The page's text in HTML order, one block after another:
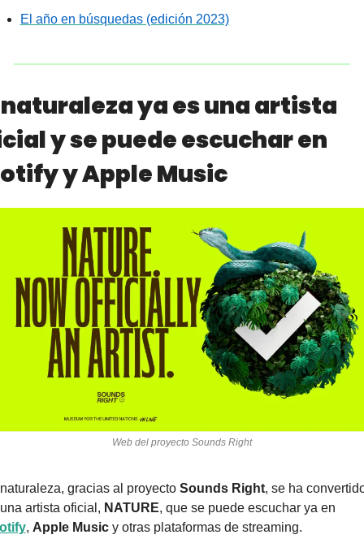
El año en búsquedas (edición 2023)
naturaleza ya es una artista
y se puede escuchar en
y Apple Music
Web del proyecto Sounds Right
gracias al proyecto Sounds Right, se ha
artista oficial, NATURE
, Apple Music y otras plataformas de streaming.